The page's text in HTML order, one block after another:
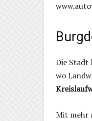
Die Stadt
wo
Mit mehr